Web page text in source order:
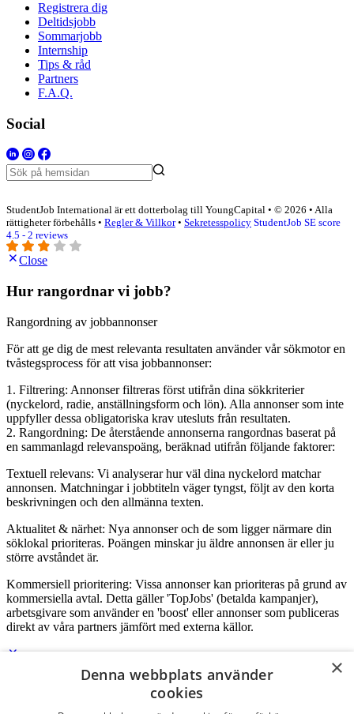
Registrera dig
Deltidsjobb
Sommarjobb
Internship
Tips & råd
Partners
F.A.Q.
Social
StudentJob International är ett dotterbolag till YoungCapital • © 2026 • Alla
rättigheter förbehålls • Regler & Villkor• Sekretesspolicy StudentJob SE score
4.5 - 2 reviews
Close
Hur rangordnar vi jobb?
Rangordning av jobbannonser
För att ge dig de mest relevanta resultaten använder vår sökmotor en
tvåstegsprocess för att visa jobbannonser:
1. Filtrering: Annonser filtreras först utifrån dina sökkriterier
(nyckelord, radie, anställningsform och lön). Alla annonser som inte
uppfyller dessa obligatoriska krav utesluts från resultaten.
2. Rangordning: De återstående annonserna rangordnas baserat på
en sammanlagd relevanspoäng, beräknad utifrån följande faktorer:
Textuell relevans: Vi analyserar hur väl dina nyckelord matchar
annonsen. Matchningar i jobbtiteln väger tyngst, följt av den korta
beskrivningen och den allmänna texten.
Aktualitet & närhet: Nya annonser och de som ligger närmare din
söklokal prioriteras. Poängen minskar ju äldre annonsen är eller ju
större avståndet är.
Kommersiell prioritering: Vissa annonser kan prioriteras på grund av
kommersiella avtal. Detta gäller 'TopJobs' (betalda kampanjer),
arbetsgivare som använder en 'boost' eller annonser som publiceras
direkt av våra partners jämfört med externa källor.
Logga in som företag
×
Denna webbplats använder
cookies